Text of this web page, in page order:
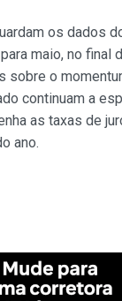
os dados
maio, no final
sobre o
continuam a
as taxas de
ano.